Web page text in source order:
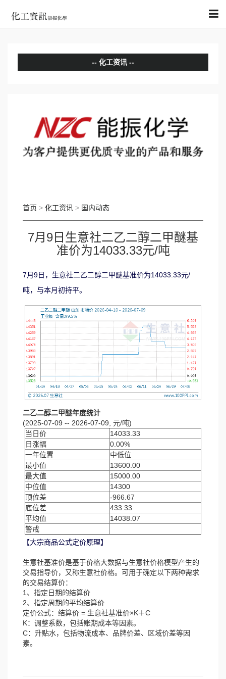
化工资讯
国际动态
首页 > 化工资讯 > 国内动态
7月9日生意社二乙二醇二甲醚基
准价为14033.33元/吨
7月9日，生意社二乙二醇二甲醚基准价为14033.33元/
吨，与本月初持平。
二乙二醇二甲醚年度统计
(2025-07-09 -- 2026-07-09, 元/吨)
当日价
14033.33
日涨幅
0.00%
一年位置
中低位
最小值
13600.00
最大值
15000.00
中位值
14300
顶位差
-966.67
底位差
433.33
平均值
14038.07
警戒
【大宗商品公式定价原理】
生意社基准价是基于价格大数据与生意社价格模型产生的
交易指导价，又称生意社价格。可用于确定以下两种需求
的交易结算价：
1、指定日期的结算价
2、指定周期的平均结算价
定价公式：结算价 = 生意社基准价×K＋C
K：调整系数，包括账期成本等因素。
C：升贴水，包括物流成本、品牌价差、区域价差等因
素。